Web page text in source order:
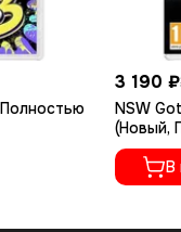
3 190 ₽
NSW
(Новый,
языке)
В